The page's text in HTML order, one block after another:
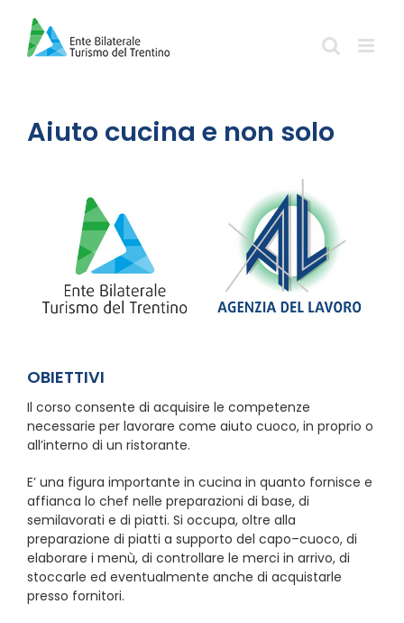
contenuto
Aiuto cucina e non solo
OBIETTIVI
Il corso consente di acquisire le competenze
necessarie per lavorare come aiuto cuoco, in proprio o
all’interno di un ristorante.
E’ una figura importante in cucina in quanto fornisce e
affianca lo chef nelle preparazioni di base, di
semilavorati e di piatti. Si occupa, oltre alla
preparazione di piatti a supporto del capo–cuoco, di
elaborare i menù, di controllare le merci in arrivo, di
stoccarle ed eventualmente anche di acquistarle
presso fornitori.